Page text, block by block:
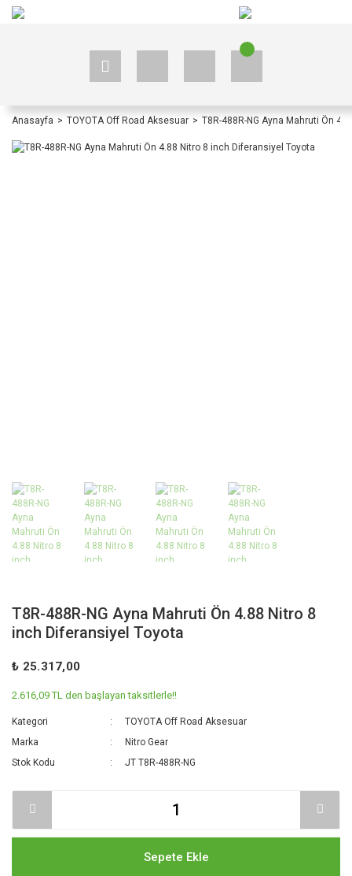
Anasayfa TOYOTA Off Road Aksesuar T8R-488R-NG Ayna Mahruti Ön
T8R-488R-NG Ayna Mahruti Ön 4.88 Nitro 8
inch Diferansiyel Toyota
₺ 25.317,00
2.616,09 TL den başlayan taksitlerle!!
Kategori
TOYOTA Off Road Aksesuar
Marka
Nitro Gear
Stok Kodu
JT T8R-488R-NG
Sepete Ekle